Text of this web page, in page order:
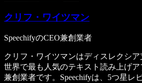
クリフ・ワイツマン
SpeechifyのCEO兼創業者
クリフ・ワイツマンはディスレクシア
世界で最も人気のテキスト読み上げア
兼創業者です。Speechifyは、5つ星レ